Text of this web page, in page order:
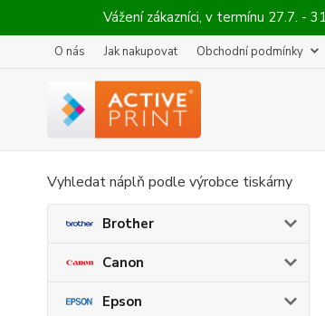
Vážení zákazníci, v termínu 27.7. -
O nás Jak nakupovat Obchodní podmínky
Vyhledat náplň podle výrobce tiskárny
Brother
Canon
Epson